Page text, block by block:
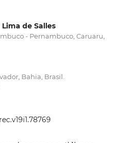
de Salles
- Pernambuco, Caruaru,
Bahia, Brasil.